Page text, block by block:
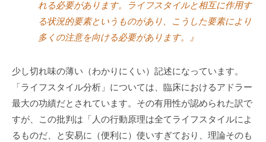
れる必要があります。ライフスタイルと相互に作用す
る状況的要素というものがあり、こうした要素により
多くの注意を向ける必要があります。』
少し切れ味の薄い（わかりにくい）記述になっています。
「ライフスタイル分析」については、臨床におけるアドラー
最大の功績だとされています。その有用性が認められた訳で
すが、この批判は「人の行動原理は全てライフスタイルによ
るものだ、と安易に（便利に）使いすぎており、理論そのも